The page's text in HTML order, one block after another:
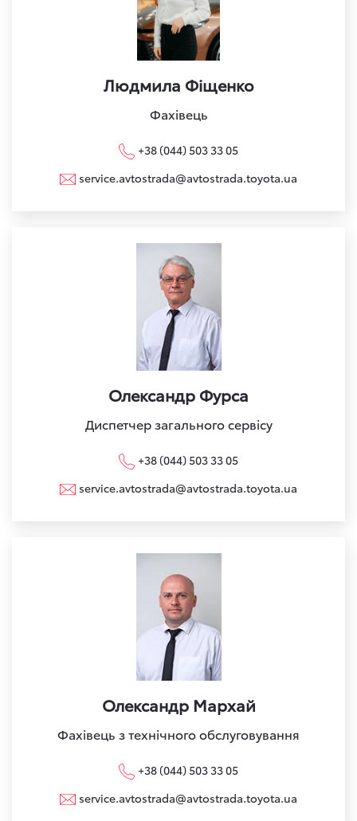
Людмила Фіщенко
Фахівець
+38 (044) 503 33 05
service.avtostrada@avtostrada.toyota.ua
Олександр Фурса
Диспетчер загального сервісу
+38 (044) 503 33 05
service.avtostrada@avtostrada.toyota.ua
Олександр Мархай
Фахівець з технічного обслуговування
+38 (044) 503 33 05
service.avtostrada@avtostrada.toyota.ua